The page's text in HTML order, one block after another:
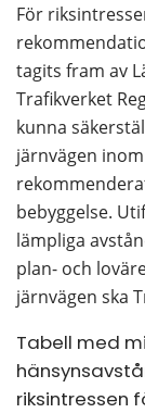
För
tagits fram av
Trafikverket
kunna
järnvägen
bebyggelse.
lämpliga
plan- och
järnvägen ska
Tabell med
riksintressen